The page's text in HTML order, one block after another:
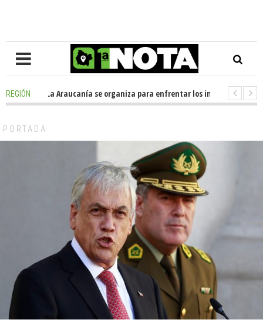
REGIÓNen La Araucanía se organiza para enfrentar los impactos de la
PORTADA